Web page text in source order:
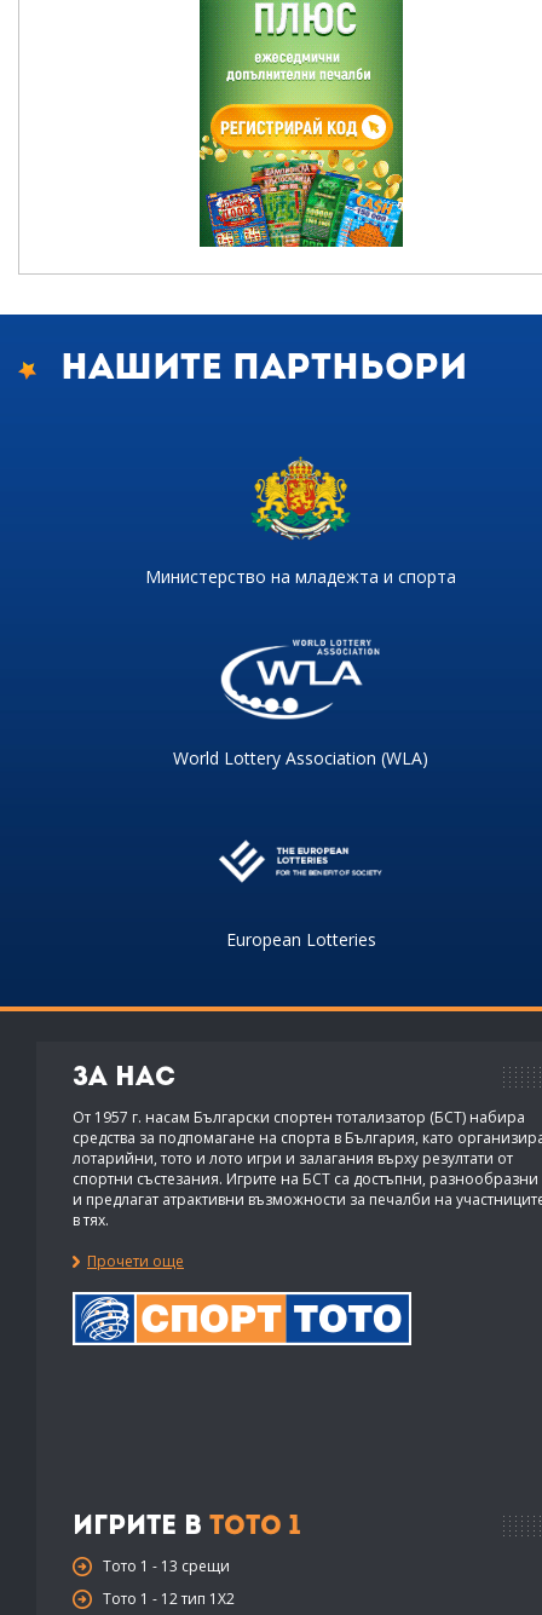
Нашите партньори
Министерство на младежта и спорта
World Lottery Association (WLA)
European Lotteries
За нас
От 1957 г. насам Български спортен тотализатор (БСТ) набира
средства за подпомагане на спорта в България, като
лотарийни, тото и лото игри и залагания върху резултати от
спортни състезания. Игрите на БСТ са достъпни, разнообразни
и предлагат атрактивни възможности за печалби на
в тях.
Прочети още
Игрите в Тото 1
Тото 1 - 13 срещи
Тото 1 - 12 тип 1X2